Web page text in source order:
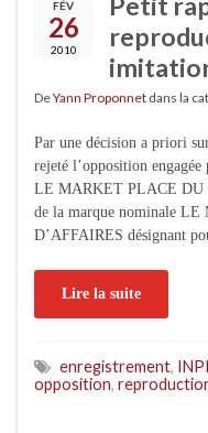
FÉV
26
2010
DeYann Proponnet dans la
Par une décision a priori
rejeté l’opposition
LE MARKET PLACE DU
de la marque nominale
D’AFFAIRES désignant
Lire la suite
enregistrement, INPI
opposition,